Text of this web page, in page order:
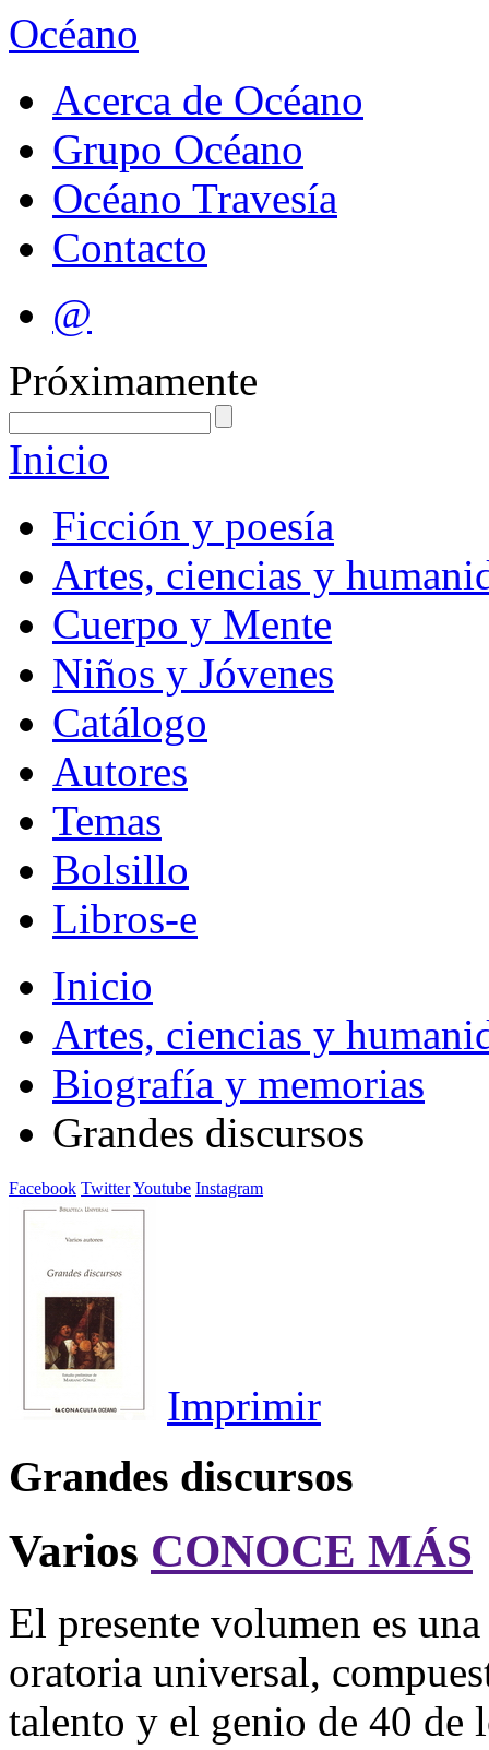
Océano
Acerca de Océano
Grupo Océano
Océano Travesía
Contacto
@
Próximamente
Inicio
Ficción y poesía
Artes, ciencias y
Cuerpo y Mente
Niños y Jóvenes
Catálogo
Autores
Temas
Bolsillo
Libros-e
Inicio
Artes, ciencias y
Biografía y memorias
Grandes discursos
Facebook TwitterYoutube Instagram
Imprimir
Grandes discursos
Varios CONOCE MÁS
El presente volumen es
oratoria universal,
talento y el genio de 40 de